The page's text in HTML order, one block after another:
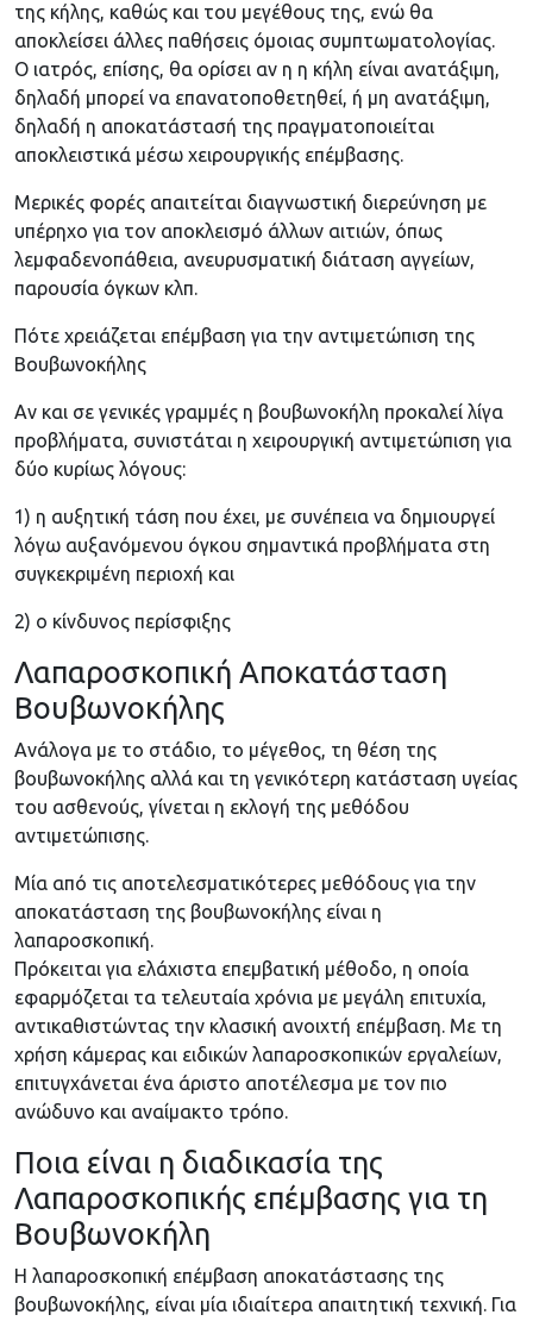
της κήλης, καθώς και του μεγέθους της, ενώ θα
αποκλείσει άλλες παθήσεις όμοιας συμπτωματολογίας.
Ο ιατρός, επίσης, θα ορίσει αν η η κήλη είναι ανατάξιμη,
δηλαδή μπορεί να επανατοποθετηθεί, ή μη ανατάξιμη,
δηλαδή η αποκατάστασή της πραγματοποιείται
αποκλειστικά μέσω χειρουργικής επέμβασης.
Μερικές φορές απαιτείται διαγνωστική διερεύνηση με
υπέρηχο για τον αποκλεισμό άλλων αιτιών, όπως
λεμφαδενοπάθεια, ανευρυσματική διάταση αγγείων,
παρουσία όγκων κλπ.
Πότε χρειάζεται επέμβαση για την αντιμετώπιση της
Βουβωνοκήλης
Αν και σε γενικές γραμμές η βουβωνοκήλη προκαλεί λίγα
προβλήματα, συνιστάται η χειρουργική αντιμετώπιση για
δύο κυρίως λόγους:
1) η αυξητική τάση που έχει, με συνέπεια να δημιουργεί
λόγω αυξανόμενου όγκου σημαντικά προβλήματα στη
συγκεκριμένη περιοχή και
2) ο κίνδυνος περίσφιξης
Λαπαροσκοπική Αποκατάσταση
Βουβωνοκήλης
Ανάλογα με το στάδιο, το μέγεθος, τη θέση της
βουβωνοκήλης αλλά και τη γενικότερη κατάσταση υγείας
του ασθενούς, γίνεται η εκλογή της μεθόδου
αντιμετώπισης.
Μία από τις αποτελεσματικότερες μεθόδους για την
αποκατάσταση της βουβωνοκήλης είναι η
λαπαροσκοπική.
Πρόκειται για ελάχιστα επεμβατική μέθοδο, η οποία
εφαρμόζεται τα τελευταία χρόνια με μεγάλη επιτυχία,
αντικαθιστώντας την κλασική ανοιχτή επέμβαση. Με τη
χρήση κάμερας και ειδικών λαπαροσκοπικών εργαλείων,
επιτυγχάνεται ένα άριστο αποτέλεσμα με τον πιο
ανώδυνο και αναίμακτο τρόπο.
Ποια είναι η διαδικασία της
Λαπαροσκοπικής επέμβασης για τη
Βουβωνοκήλη
Η λαπαροσκοπική επέμβαση αποκατάστασης της
βουβωνοκήλης, είναι μία ιδιαίτερα απαιτητική τεχνική. Για